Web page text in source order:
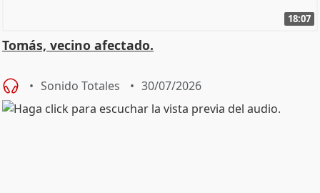
18:07
Tomás, vecino afectado.
Sonido Totales 30/07/2026